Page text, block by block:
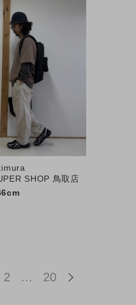
SHOP 鳥取店
2 … 20